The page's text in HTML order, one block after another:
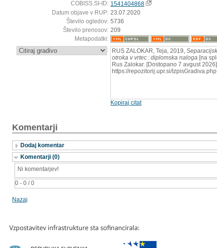
COBISS.SI-ID: 1541404868
Datum objave v RUP: 23.07.2020
Število ogledov: 5736
Število prenosov: 209
Metapodatki:
: RUS ZALOKAR, Teja, 2019,
otroka v vrtec : diplomska naloga [na
Rus Zalokar. [Dostopano 7 avgust
https://repozitorij.upr.si/
Kopiraj citat
Komentarji
Dodaj komentar
Komentarji (0)
0 - 0 / 0
Ni komentarjev!
Nazaj